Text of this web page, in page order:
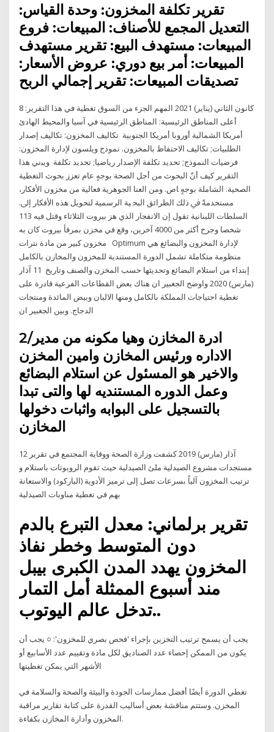
تقرير تكلفة المخزون: وحدة القياس:
التعديل المجمع للأصناف: المبيعات: فروع
المبيعات: مستهدف البيع: تقرير مستهدف
المبيعات: أمر بيع دوري: عروض الأسعار:
تصديقات المبيعات: تقرير إجمالي الربح
8 كانون الثاني (يناير) 2021 المهم الجزء من السوق تغطية في هذا التقرير:
أعلى المناطق الرئيسية: المناطق الرئيسية في آسيا والمحيط الهادئ
أمريكا الشمالية أوروبا أمريكا الجنوبية تكاليف المخزون: تكاليف إصدار
الطلبيات; تكاليف الاحتفاظ بالمخزون. نموذج ويلسون لإدارة المخزون:
فرضيات النموذج; تحديد تكلفة الإصدار رياضيا; تحديد تكلفة وﻳﺒني ﻫﺬا
اﻟﺘﻘﺮﻳﺮ ﻛﻴﻒ أنّ اﻟﺒﺤﻮث ﻣﻦ أﺟﻞ اﻟﺼﺤﺔ ﺑﻮﺟﻪٍ ﻋﺎم ﺗﻌﺰز ﺑﺤﻮث اﻟﺘﻐﻄﻴﺔ
اﻟﺼﺤﻴﺔ. اﻟﺸﺎﻣﻠﺔ ﺑﻮﺟﻪٍ ﺎص. وﻣﻦ اﻟﻌﻨﺎ اﻟﺠﻮﻫﺮﻳﺔ ﻓﻌﺎﻟﻴﺔ ﻣﻦ ﻣﺨﺰون اﻷﻓﻜﺎر،
ﻣﺴﺘﺨﺪﻣﺔً ﰲ ذﻟﻚ اﻟﻄﺮاﺋﻖ اﻟﺒﺤ ﻴﺔ اﻟﺮﺳﻤﻴﺔ ﻟﺘﺤﻮﻳﻞ ﻫﺬه اﻷﻓﻜﺎر إﱃ.
السلطات اللبنانية تقول إن الانفجار الذي هز بيروت الثلاثاء وقتل فيه 113
شخصا وجرح أكثر من 4000 آخرين، وقع في مخزن بمرفأ بيروت كان به
مخزون كبير من مادة نترات Optimum لإدارة المخزون والبضائع هي
منظومة متكاملة تشمل الدورة المستندية للمخزون والمخازن بالكامل
إبتداء من استلام البضائع وتحديثها حسب المخزن والصنف وتاريخ 11 آذار
(مارس) 2020 واوضح الجغبير ان هناك بعض القطاعات الفرعية قادرة على
تغطية احتياجات المملكة بالكامل ومنها الالبان وبيض المائدة ومنتجات
2/ادرة المخازن وهيا مكونه من مدير
الاداره ورئيس المخازن وامين المخزن
والاخير هو المسئول عن استلام البضائع
وعمل الدوره المستنديه لها والتى تبدا
بالتسجيل على البوابه واثبات دخولها
المخازن
12 آذار (مارس) 2019 كشفت وزارة الصحة ووقاية المجتمع في تقرير
مستجدات مشروع الصيدلية ملئ الصيدلية حيث تقوم الروبوتات باستلام و
ترتيب المخزون آلياً بسرعات تصل إلى ترميز الأدوية (الباركود) والاستعانة
بهم في تغطية مناوبات الصيدلية
تقرير برلماني: معدل التبرع بالدم
دون المتوسط وخطر نفاذ
المخزون يهدد المدن الكبرى بيبل
مند أسبوع الممثلة أمل التمار
تدخل عالم اليوتوب..
يجب أن يسمح ترتيب التخزين بإجراء 'فحص بصري للمخزون': ○ يجب أن
يكون من الممكن إحصاء عدد الصناديق لكل مادة وتقييم عدد الأسابيع أو
تغطي الدورة أيضًا أفضل ممارسات الجودة والبيئة والصحة والسلامة في
المخزن. وستتم مناقشة بعض أساليب القدرة على كتابة تقارير مراقبة
المخزون وأدارة المخازن بكفاءة.